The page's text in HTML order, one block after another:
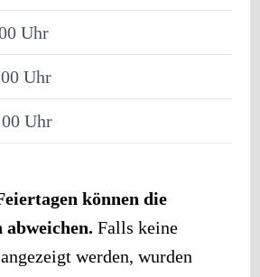
können die
Falls keine
werden, wurden